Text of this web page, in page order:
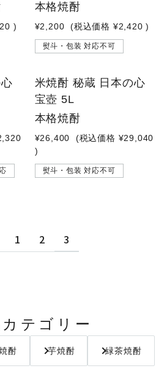
)
本格焼酎
¥2,200 (税込価格 ¥2,420 )
熨斗・包装 対応不可
米焼酎 秘蔵 日本の心
宝壺 5L
本格焼酎
¥26,400 (税込価格 ¥29,040
)
熨斗・包装 対応不可
1 2 3
テゴリー
酎 芋焼酎 緑茶焼酎